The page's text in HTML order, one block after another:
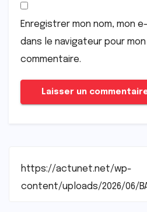
Enregistrer mon nom, mon
dans le navigateur pour
commentaire.
https://actunet.net/wp-
content/uploads/2026/06/